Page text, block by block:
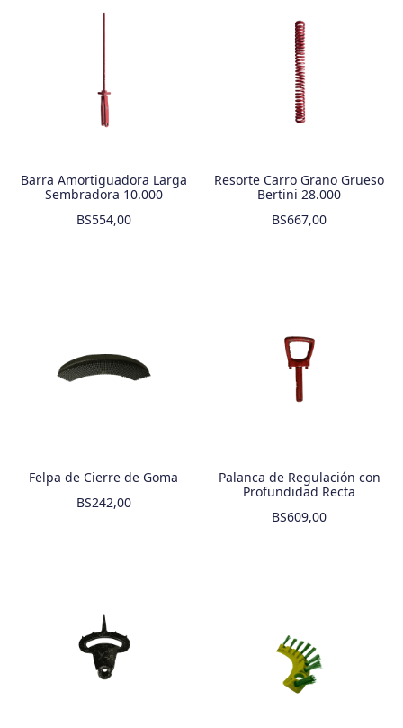
Barra Amortiguadora Larga
Sembradora 10.000
BS554,00
Resorte Carro Grano Grueso
Bertini 28.000
BS667,00
Felpa de Cierre de Goma
BS242,00
Palanca de Regulación con
Profundidad Recta
BS609,00